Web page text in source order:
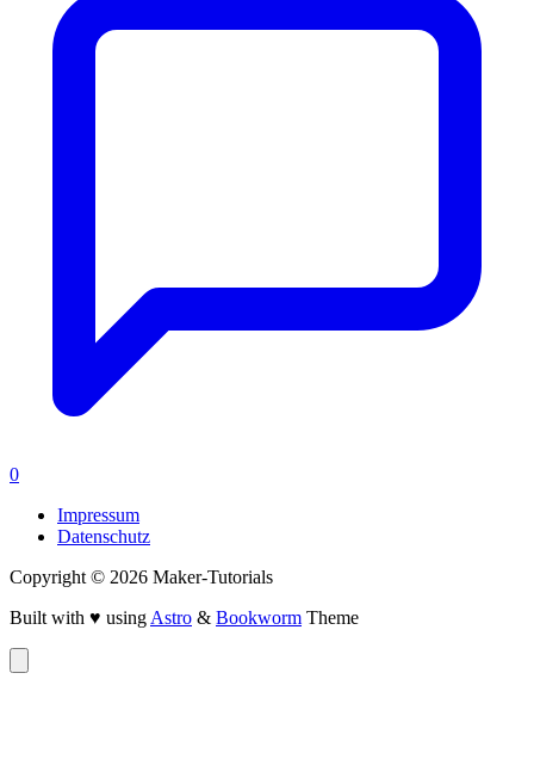
0
Impressum
Datenschutz
Copyright © 2026 Maker-Tutorials
Built with ♥ using Astro & Bookworm Theme